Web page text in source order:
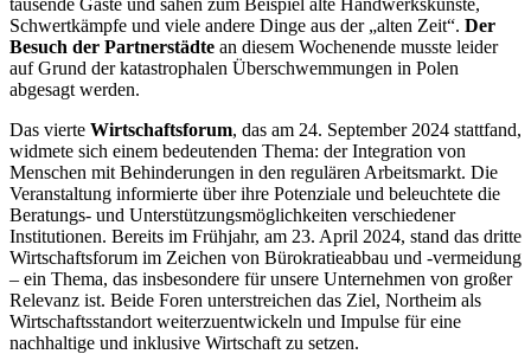
Schwertkämpfe und viele andere Dinge aus der „alten Zeit“. Der
Besuch der Partnerstädte an diesem Wochenende musste leider
auf Grund der katastrophalen Überschwemmungen in Polen
abgesagt werden.
Das vierte Wirtschaftsforum, das am 24. September 2024 stattfand,
widmete sich einem bedeutenden Thema: der Integration von
Menschen mit Behinderungen in den regulären Arbeitsmarkt. Die
Veranstaltung informierte über ihre Potenziale und beleuchtete die
Beratungs- und Unterstützungsmöglichkeiten verschiedener
Institutionen. Bereits im Frühjahr, am 23. April 2024, stand das dritte
Wirtschaftsforum im Zeichen von Bürokratieabbau und -vermeidung
– ein Thema, das insbesondere für unsere Unternehmen von großer
Relevanz ist. Beide Foren unterstreichen das Ziel, Northeim als
Wirtschaftsstandort weiterzuentwickeln und Impulse für eine
nachhaltige und inklusive Wirtschaft zu setzen.